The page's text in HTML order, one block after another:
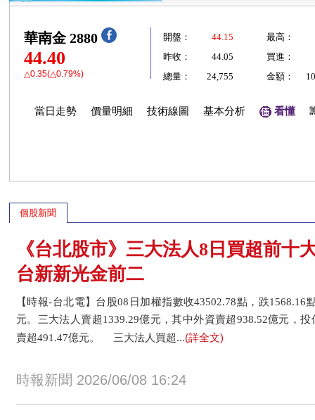
華南金 2880
44.40
△0.35(△0.79%)
開盤： 44.15
最高：
昨收：
44.05
買進：
總量：
24,755 金額：
當日走勢 價量明細 技術線圖 基本分析 看懂
個股新聞
《台北股市》三大法人8日買超前十
台新新光金前二
【時報-台北電】台股08日加權指數收43502.78點，跌1568.16
元。三大法人賣超1339.29億元，其中外資賣超938.52億元，
賣超491.47億元。 三大法人買超...(詳全文)
時報新聞 2026/06/08 16:24